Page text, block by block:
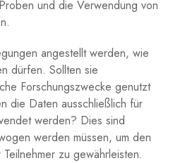
und die Verwendung von
angestellt werden, wie
dürfen. Sollten sie
Forschungszwecke genutzt
die Daten ausschließlich für
werden? Dies sind
werden müssen, um den
zu gewährleisten.